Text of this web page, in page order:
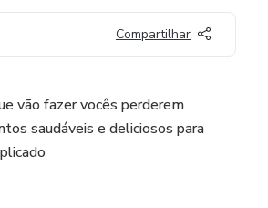
Compartilhar
vão fazer vocês perderem
saudáveis e deliciosos para